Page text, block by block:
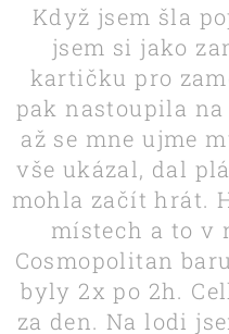
Když jsem šla
jsem si jako
kartičku pro
pak nastoupila na
až se mne ujme
vše ukázal, dal
mohla začít hrát.
místech a to v
Cosmopolitan
byly 2x po 2h.
za den. Na lodi